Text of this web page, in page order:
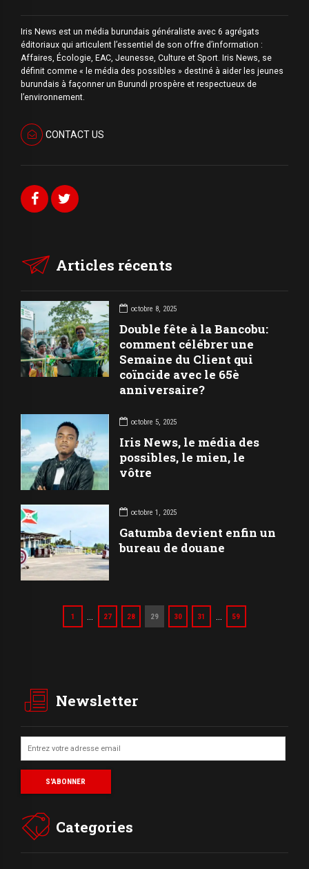
Iris News est un média burundais généraliste avec 6 agrégats
éditoriaux qui articulent l’essentiel de son offre d’information :
Affaires, Écologie, EAC, Jeunesse, Culture et Sport. Iris News, se
définit comme « le média des possibles » destiné à aider les jeunes
burundais à façonner un Burundi prospère et respectueux de
l’environnement.
CONTACT US
Articles récents
octobre 8, 2025
Double fête à la Bancobu:
comment célébrer une
Semaine du Client qui
coïncide avec le 65è
anniversaire?
octobre 5, 2025
Iris News, le média des
possibles, le mien, le
vôtre
octobre 1, 2025
Gatumba devient enfin un
bureau de douane
1 27 28 29 30 31 59
Newsletter
Categories